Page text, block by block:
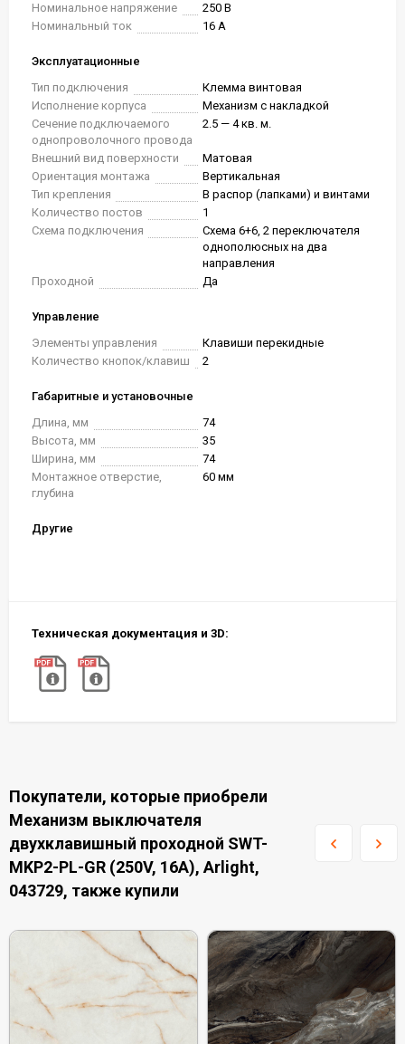
Номинальное напряжение
250 В
Номинальный ток
16 А
Эксплуатационные
Тип подключения
Клемма винтовая
Исполнение корпуса
Механизм с накладкой
Сечение подключаемого
однопроволочного провода
2.5 — 4 кв. м.
Внешний вид поверхности
Матовая
Ориентация монтажа
Вертикальная
Тип крепления
В распор (лапками) и винтами
Количество постов
1
Схема подключения
Схема 6+6, 2 переключателя
однополюсных на два
направления
Проходной
Да
Управление
Элементы управления
Клавиши перекидные
Количество кнопок/клавиш
2
Габаритные и установочные
Длина, мм
74
Высота, мм
35
Ширина, мм
74
Монтажное отверстие,
глубина
60 мм
Другие
Техническая документация и 3D:
Покупатели, которые приобрели
Механизм выключателя
двухклавишный проходной SWT-
MKP2-PL-GR (250V, 16A), Arlight,
043729, также купили